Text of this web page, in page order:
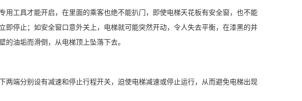
工具才能开启，在里面的乘客也绝不能扒门，即使电梯天花板有安全窗，也不能
即停止；如安全窗口意外关上，电梯就可能突然开动，令人失去平衡，在漆黑的井
油垢而滑倒，从电梯顶上坠落下去。
端分别设有减速和停止行程开关，迫使电梯减速或停止运行，从而避免电梯出现